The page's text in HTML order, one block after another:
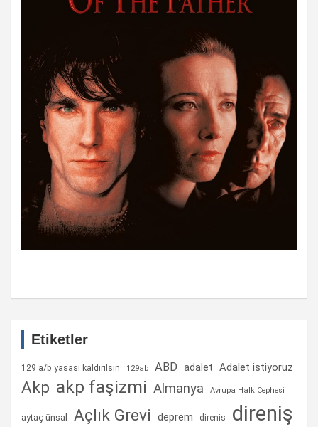
Etiketler
129 a/b yasası kaldırılsın 129ab ABD adalet Adalet istiyoruz
Akp akp faşizmi Almanya Avrupa Halk Cephesi
aytaç ünsal Açlık Grevi deprem direnis direniş